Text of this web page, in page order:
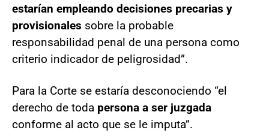
estarían empleando decisiones precarias y
provisionales sobre la probable
responsabilidad penal de una persona como
criterio indicador de peligrosidad”.
Para la Corte se estaría desconociendo “el
derecho de toda persona a ser juzgada
conforme al acto que se le imputa”.